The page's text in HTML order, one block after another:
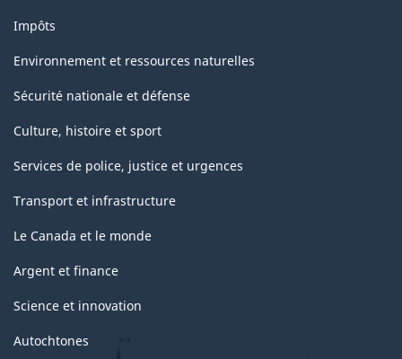
Impôts
Environnement et ressources naturelles
Sécurité nationale et défense
Culture, histoire et sport
Services de police, justice et urgences
Transport et infrastructure
Le Canada et le monde
Argent et finance
Science et innovation
Autochtones